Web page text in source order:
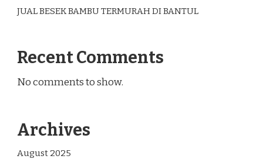
JUAL BESEK BAMBU TERMURAH DI BANTUL
Recent Comments
No comments to show.
Archives
August 2025